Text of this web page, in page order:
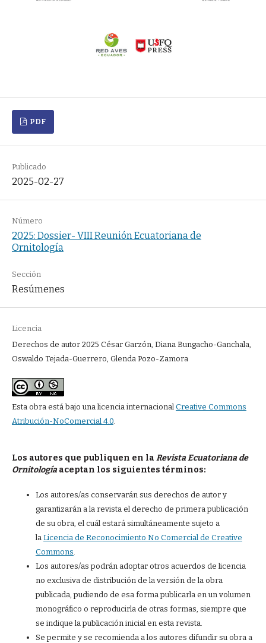
PDF
Publicado
2025-02-27
Número
2025: Dossier- VIII Reunión Ecuatoriana de
Ornitología
Sección
Resúmenes
Licencia
Derechos de autor 2025 César Garzón, Diana Bungacho-Ganchala,
Oswaldo Tejada-Guerrero, Glenda Pozo-Zamora
Esta obra está bajo una licencia internacional Creative Commons
Atribución-NoComercial 4.0.
Los autores que publiquen en la Revista Ecuatoriana de
Ornitologíaaceptan los siguientes términos:
Los autores/as conservarán sus derechos de autor y
garantizarán a la revista el derecho de primera publicación
de su obra, el cuál estará simultáneamente sujeto a
la Licencia de Reconocimiento No Comercial de Creative
Commons.
Los autores/as podrán adoptar otros acuerdos de licencia
no exclusiva de distribución de la versión de la obra
publicada, pudiendo de esa forma publicarla en un volumen
monográfico o reproducirla de otras formas, siempre que
se indique la publicación inicial en esta revista.
Se permite y se recomienda a los autores difundir su obra a